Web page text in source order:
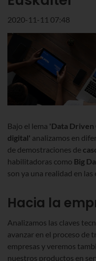
2020-11-11 07:48
Bajo el lema 'Data Driven
digital' analizamos en
de demostraciones de
habilitadoras como Big
son ya una realidad en las
Hacia la
Analizamos las claves
avanzar en el proceso de
empresas y veremos
nuestros productos en